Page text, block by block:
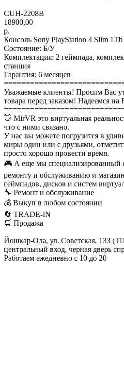
CUH-2208B
18900,00
р.
Консоль Sony PlayStation 4 Slim
Состояние: Б/У
Комплектация: 2 геймпада,
станция
Гарантия: 6 месяцев
Уважаемые клиенты! Просим Вас
товара перед заказом! Надеемся
👋 MirVR это виртуальная
что с ними связано.
У нас вы можете погрузится в
миры один или с друзьями,
просто хорошо провести время.
🎮 А еще мы специализированный
ремонту и обслуживанию и
геймпадов, дисков и систем
🔧 Ремонт и обслуживание
💰 Выкуп в любом состоянии
🔄 TRADE-IN
🛒 Продажа
Йошкар-Ола, ул. Советская, 133
центральный вход, черная дверь
Работаем ежедневно с 10 до 20